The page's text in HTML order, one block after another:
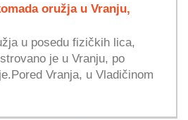
oružja u Vranju,
u posedu fizičkih lica,
je u Vranju, po
Vranja, u Vladičinom